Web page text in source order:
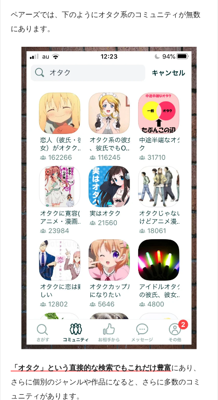
ペアーズでは、下のようにオタク系のコミュニティが無数
にあります。
「オタク」という直接的な検索でもこれだけ豊富にあり、
さらに個別のジャンルや作品になると、さらに多数のコミ
ュニティがあります。